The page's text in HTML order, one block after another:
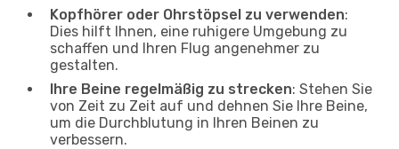
Kopfhörer oder Ohrstöpsel zu verwenden:
Dies hilft Ihnen, eine ruhigere Umgebung zu
schaffen und Ihren Flug angenehmer zu
gestalten.
Ihre Beine regelmäßig zu strecken: Stehen Sie
von Zeit zu Zeit auf und dehnen Sie Ihre Beine,
um die Durchblutung in Ihren Beinen zu
verbessern.